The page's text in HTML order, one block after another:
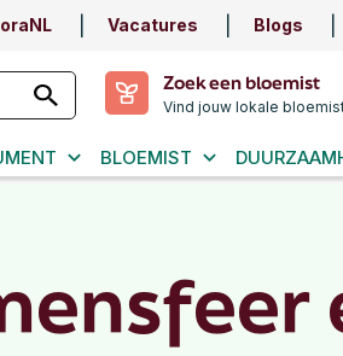
Vacatures Blogs
Zoek een bloemist
Vind jouw lokale
BLOEMIST